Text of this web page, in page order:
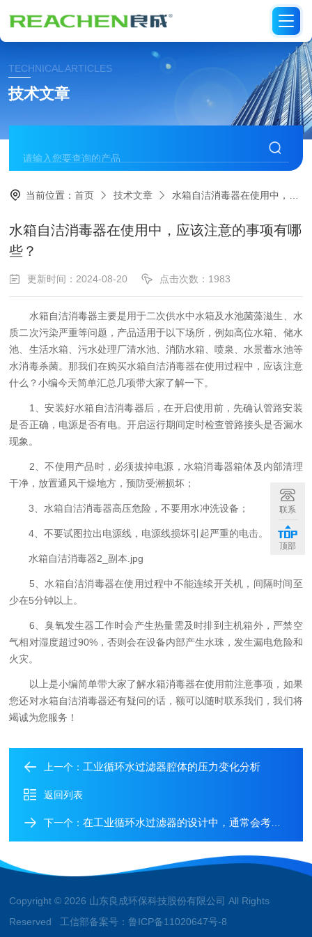
TECHNICAL ARTICLES
技术文章
当前位置：首页 技术文章 水箱自洁消毒器在使用中，应该注意的事项有哪些？
水箱自洁消毒器在使用中，应该注意的事项有哪
些？
更新时间：2024-08-20 点击次数：1983
水箱自洁消毒器主要是用于二次供水中水箱及水池菌藻滋生、水
质二次污染严重等问题，产品适用于以下场所，例如高位水箱、储水
池、生活水箱、污水处理厂清水池、消防水箱、喷泉、水景蓄水池等
水消毒杀菌。那我们在购买水箱自洁消毒器在使用过程中，应该注意
什么？小编今天简单汇总几项带大家了解一下。
1、安装好水箱自洁消毒器后，在开启使用前，先确认管路安装
是否正确，电源是否有电。开启运行期间定时检查管路接头是否漏水
现象。
2、不使用产品时，必须拔掉电源，水箱消毒器箱体及内部清理
干净，放置通风干燥地方，预防受潮损坏；
3、水箱自洁消毒器高压危险，不要用水冲洗设备；
4、不要试图拉出电源线，电源线损坏引起严重的电击。
水箱自洁消毒器2_副本.jpg
5、水箱自洁消毒器在使用过程中不能连续开关机，间隔时间至
少在5分钟以上。
6、臭氧发生器工作时会产生热量需及时排到主机箱外，严禁空
气相对湿度超过90%，否则会在设备内部产生水珠，发生漏电危险和
火灾。
以上是小编简单带大家了解水箱消毒器在使用前注意事项，如果
您还对水箱自洁消毒器还有疑问的话，额可以随时联系我们，我们将
竭诚为您服务！
上一个： 工业循环水过滤器腔体的压力变化分析
返回列表
下一个：在工业循环水过滤器的设计中，通常会考虑以下几个因素
Copyright © 2026 山东良成环保科技股份有限公司 All Rights
Reserved 工信部备案号：鲁ICP备11020647号-8
联系
顶部